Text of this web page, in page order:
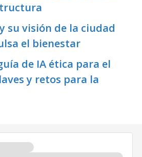
su visión de la ciudad
el bienestar
de IA ética para el
y retos para la